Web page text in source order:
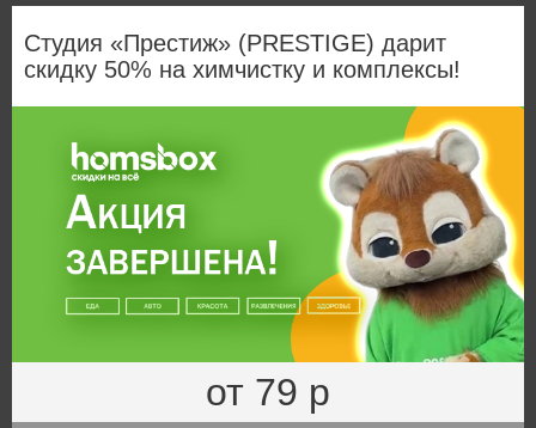
Студия «Престиж» (PRESTIGE) дарит
скидку 50% на химчистку и комплексы!
от 79 р